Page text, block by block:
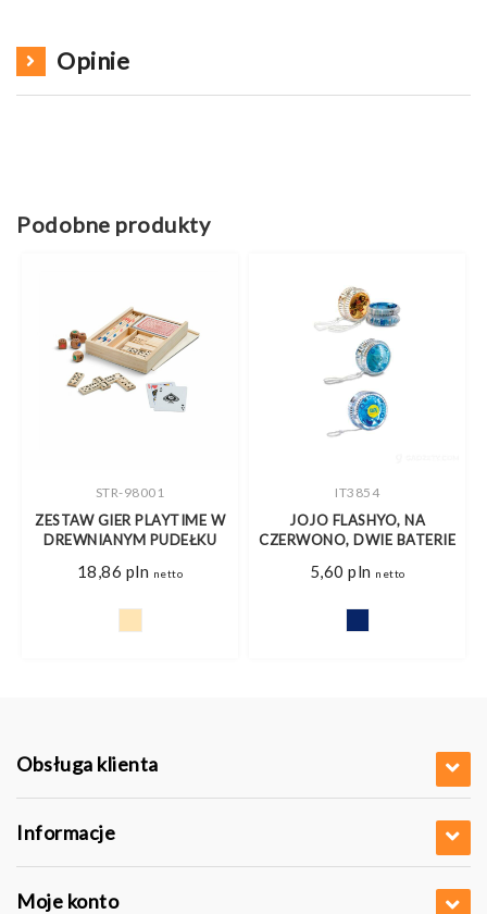
Opinie
Podobne produkty
STR-98001
ZESTAW GIER PLAYTIME W
DREWNIANYM PUDEŁKU
18,86 pln netto
IT3854
JOJO FLASHYO, NA
CZERWONO, DWIE BATERIE
5,60 pln netto
Obsługa klienta
Informacje
Moje konto